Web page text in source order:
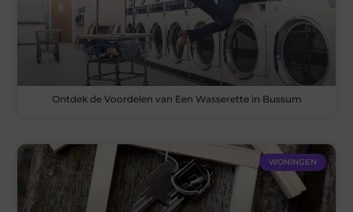
Ontdek de Voordelen van Een Wasserette in Bussum
WONINGEN